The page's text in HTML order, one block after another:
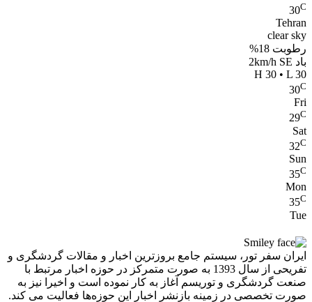
30C
Tehran
clear sky
رطوبت 18%
باد 2km/h SE
H 30 • L 30
30C
Fri
29C
Sat
32C
Sun
35C
Mon
35C
Tue
ایران سفر تور، سیستم جامع بروزترین اخبار و مقالات گردشگری و
تفریحی از سال 1393 به صورت متمرکز در حوزه اخبار مرتبط با
صنعت گردشگری و توریسم آغاز به کار نموده است و اخیرا نیز به
صورت تخصصی در زمینه بازنشر اخبار این حوزه‌ها فعالیت می کند.